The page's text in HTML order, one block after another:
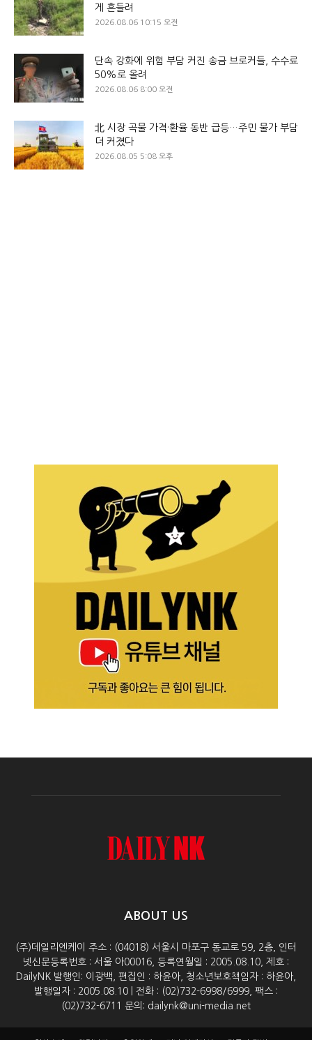
게 흔들려
2026.08.06 10:15 오전
단속 강화에 위험 부담 커진 송금 브로커들, 수수료
50%로 올려
2026.08.06 8:00 오전
北 시장 곡물 가격·환율 동반 급등…주민 물가 부담
더 커졌다
2026.08.05 5:08 오후
ABOUT US
(주)데일리엔케이 주소 : (04018) 서울시 마포구 동교로 59, 2층, 인터
넷신문등록번호 : 서울 아00016, 등록연월일 : 2005.08.10, 제호 :
DailyNK 발행인: 이광백, 편집인 : 하윤아, 청소년보호책임자 : 하윤아,
발행일자 : 2005.08.10 | 전화 : (02)732-6998/6999, 팩스 :
(02)732-6711 문의: dailynk@uni-media.net